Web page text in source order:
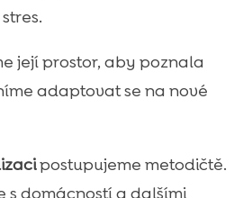
její prostor, aby poznala
adaptovat se na nové
postupujeme metodičtě.
s domácností a dalšími